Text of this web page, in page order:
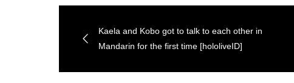
Kaela and Kobo got to talk to each other in
Mandarin for the first time [hololiveID]